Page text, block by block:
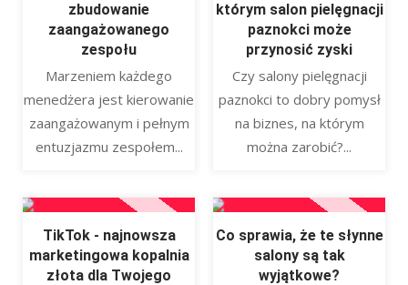
zbudowanie
zaangażowanego
zespołu
Marzeniem każdego
menedżera jest kierowanie
zaangażowanym i pełnym
entuzjazmu zespołem...
którym salon pielęgnacji
paznokci może
przynosić zyski
Czy salony pielęgnacji
paznokci to dobry pomysł
na biznes, na którym
można zarobić?...
TikTok - najnowsza
marketingowa kopalnia
złota dla Twojego
Co sprawia, że te słynne
salony są tak
wyjątkowe?